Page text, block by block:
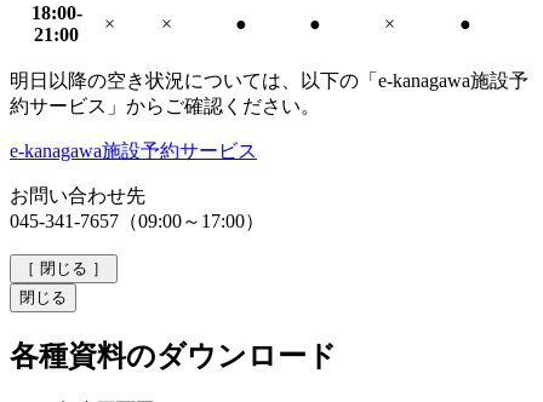
18:00-
21:00
× × ● ● × ●
明日以降の空き状況については、以下の「e-kanagawa施設予
約サービス」からご確認ください。
e-kanagawa施設予約サービス
お問い合わせ先
045-341-7657（09:00～17:00）
［ 閉じる ］
閉じる
各種資料のダウンロード